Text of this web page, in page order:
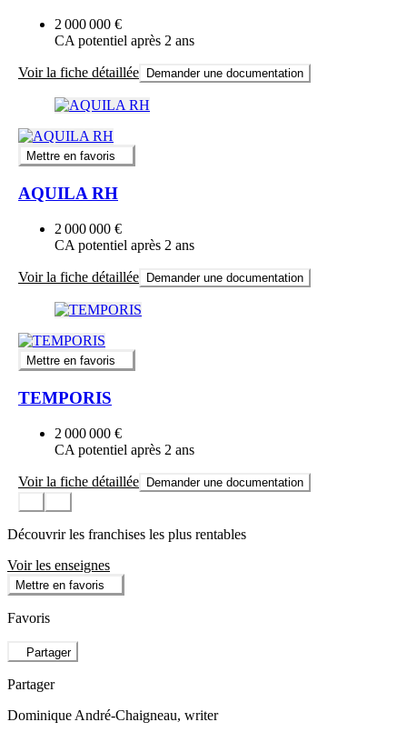
2 000 000 €
CA potentiel après 2 ans
Voir la fiche détaillée Demander une documentation
Mettre en favoris
AQUILA RH
2 000 000 €
CA potentiel après 2 ans
Voir la fiche détaillée Demander une documentation
Mettre en favoris
TEMPORIS
2 000 000 €
CA potentiel après 2 ans
Voir la fiche détaillée Demander une documentation
Découvrir les franchises les plus rentables
Voir les enseignes
Mettre en favoris
Favoris
Partager
Partager
Dominique André-Chaigneau, writer